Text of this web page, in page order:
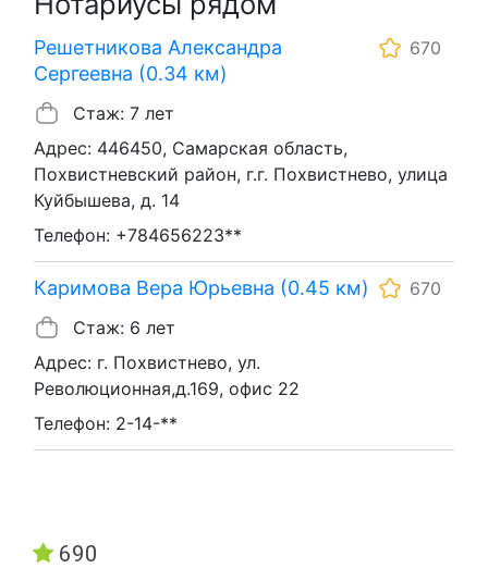
Решетникова Александра
Сергеевна (0.34 км)
670
Стаж: 7 лет
Адрес: 446450, Самарская область,
Похвистневский район, г.г. Похвистнево, улица
Куйбышева, д. 14
Телефон: +784656223**
Каримова Вера Юрьевна (0.45 км)
670
Стаж: 6 лет
Адрес: г. Похвистнево, ул.
Революционная,д.169, офис 22
Телефон: 2-14-**
690